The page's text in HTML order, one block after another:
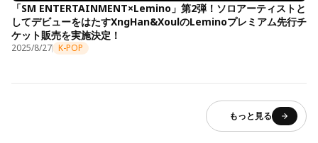
「SM ENTERTAINMENT×Lemino」第2弾！ソロアーティストと
してデビューをはたすXngHan&XoulのLeminoプレミアム先行チ
ケット販売を実施決定！
2025/8/27 K-POP
もっと見る